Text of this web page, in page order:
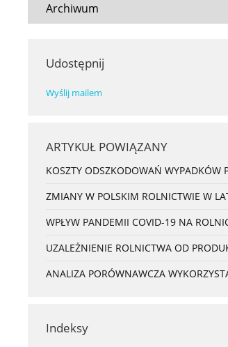
Archiwum
Udostępnij
Wyślij mailem
ARTYKUŁ POWIĄZANY
KOSZTY ODSZKODOWAŃ WYPADKÓW
ZMIANY W POLSKIM ROLNICTWIE W
WPŁYW PANDEMII COVID-19 NA
UZALEŻNIENIE ROLNICTWA OD
ANALIZA PORÓWNAWCZA
Indeksy